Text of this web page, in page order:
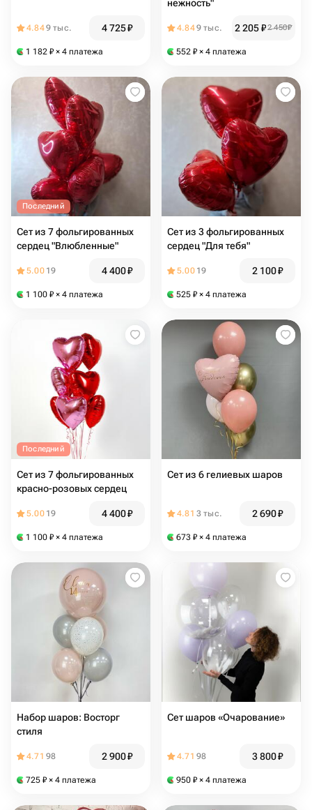
4.849 тыс. 4 725₽
1 182 ₽ × 4 платежа
нежность"
4.849 тыс. 2 205₽2 450₽
552 ₽ × 4 платежа
Последний
Сет из 7 фольгированных
сердец "Влюбленные"
5.00 19 4 400₽
1 100 ₽ × 4 платежа
Сет из 3 фольгированных
сердец "Для тебя"
5.00 19 2 100₽
525 ₽ × 4 платежа
Последний
Сет из 7 фольгированных
красно-розовых сердец
5.00 19 4 400₽
1 100 ₽ × 4 платежа
Сет из 6 гелиевых шаров
4.81 3 тыс. 2 690₽
673 ₽ × 4 платежа
Набор шаров: Восторг
стиля
4.71 98 2 900₽
725 ₽ × 4 платежа
Сет шаров «Очарование»
4.71 98 3 800₽
950 ₽ × 4 платежа